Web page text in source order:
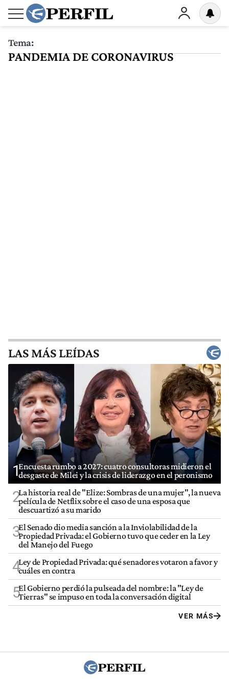
Tema:
PANDEMIA DE CORONAVIRUS
LAS MÁS LEÍDAS
1Encuesta rumbo a 2027: cuatro consultoras midieron el
desgaste de Milei y la crisis de liderazgo en el peronismo
2La historia real de "Elize: Sombras de una mujer", la nueva
película de Netflix sobre el caso de una esposa que
descuartizó a su marido
3El Senado dio media sanción a la Inviolabilidad de la
Propiedad Privada: el Gobierno tuvo que ceder en la Ley
del Manejo del Fuego
4Ley de Propiedad Privada: qué senadores votaron a favor y
cuáles en contra
5El Gobierno perdió la pulseada del nombre: la "Ley de
Tierras" se impuso en toda la conversación digital
VER MÁS